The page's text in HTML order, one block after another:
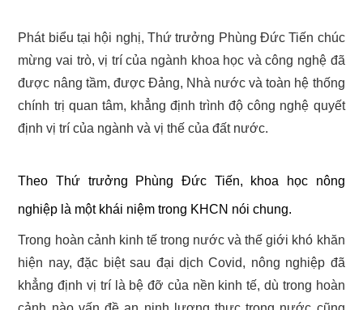
Phát biểu tại hội nghị, Thứ trưởng Phùng Đức Tiến chúc
mừng vai trò, vị trí của ngành khoa học và công nghệ đã
được nâng tầm, được Đảng, Nhà nước và toàn hệ thống
chính trị quan tâm, khẳng định trình độ công nghệ quyết
định vị trí của ngành và vị thế của đất nước.
Theo Thứ trưởng Phùng Đức Tiến, khoa học nông
nghiệp là một khái niệm trong KHCN nói chung.
Trong hoàn cảnh kinh tế trong nước và thế giới khó khăn
hiện nay, đặc biệt sau đại dịch Covid, nông nghiệp đã
khẳng định vị trí là bệ đỡ của nền kinh tế, dù trong hoàn